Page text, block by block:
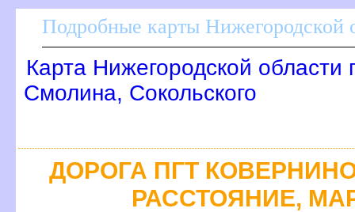
Подробные карты Нижегородской
Карта Нижегородской области
Смолина, Сокольского
ДОРОГА ПГТ
РАССТОЯНИЕ,